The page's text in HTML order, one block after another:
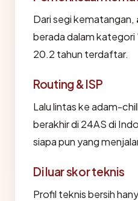
Dari segi kematangan,
berada dalam
20.2 tahun terdaftar.
Routing & ISP
Lalu lintas ke adam-
berakhir di 24AS di
siapa pun yang
Di luar skor teknis
Profil teknis bersih